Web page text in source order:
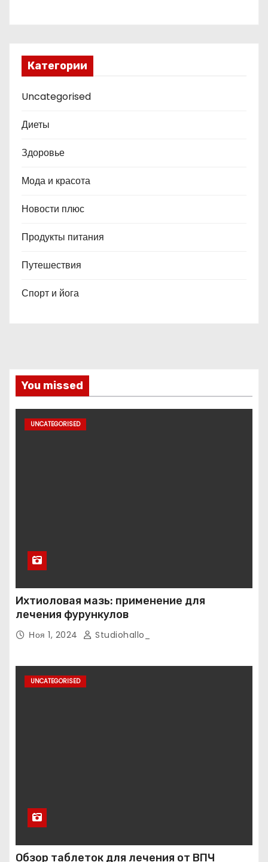
Категории
Uncategorised
Диеты
Здоровье
Мода и красота
Новости плюс
Продукты питания
Путешествия
Спорт и йога
You missed
UNCATEGORISED
Ихтиоловая мазь: применение для
лечения фурункулов
Ноя 1, 2024 Studiohallo_
UNCATEGORISED
Обзор таблеток для лечения от ВПЧ